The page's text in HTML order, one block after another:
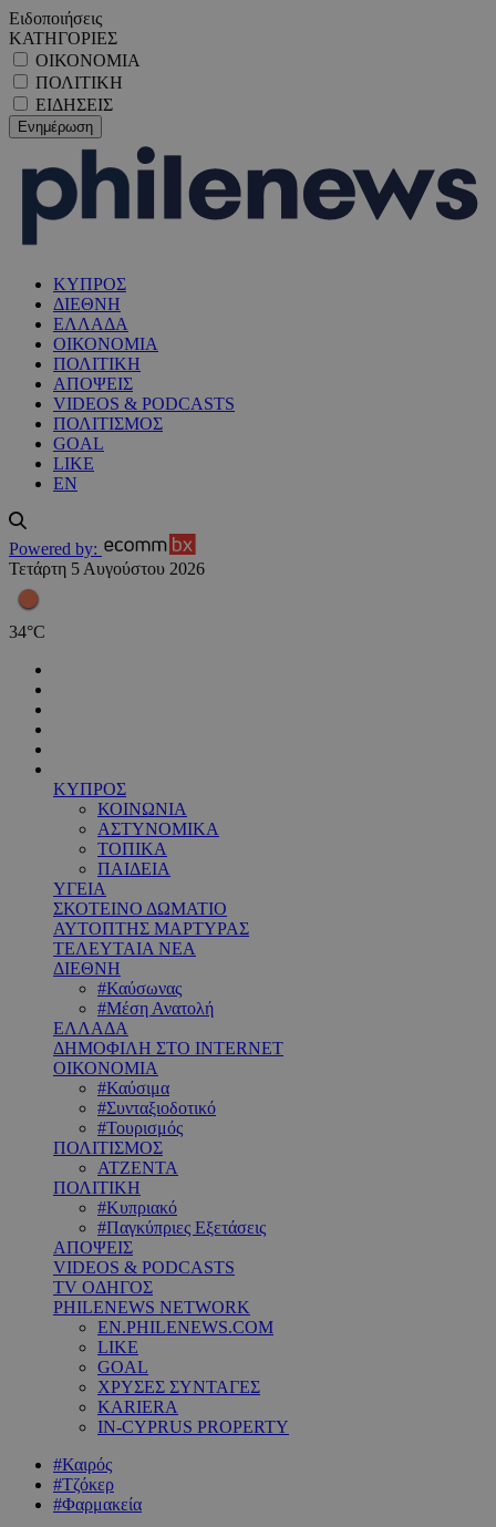
Ειδοποιήσεις
ΚΑΤΗΓΟΡΙΕΣ
ΟΙΚΟΝΟΜΙΑ
ΠΟΛΙΤΙΚΗ
ΕΙΔΗΣΕΙΣ
ΚΥΠΡΟΣ
ΔΙΕΘΝΗ
ΕΛΛΑΔΑ
ΟΙΚΟΝΟΜΙΑ
ΠΟΛΙΤΙΚΗ
ΑΠΟΨΕΙΣ
VIDEOS & PODCASTS
ΠΟΛΙΤΙΣΜΟΣ
GOAL
LIKE
EN
Powered by:
Τετάρτη 5 Αυγούστου 2026
34°C
ΚΥΠΡΟΣ
ΚΟΙΝΩΝΙΑ
ΑΣΤΥΝΟΜΙΚΑ
ΤΟΠΙΚΑ
ΠΑΙΔΕΙΑ
ΥΓΕΙΑ
ΣΚΟΤΕΙΝΟ ΔΩΜΑΤΙΟ
ΑΥΤΟΠΤΗΣ ΜΑΡΤΥΡΑΣ
ΤΕΛΕΥΤΑΙΑ ΝΕΑ
ΔΙΕΘΝΗ
#Καύσωνας
#Μέση Ανατολή
ΕΛΛΑΔΑ
ΔΗΜΟΦΙΛΗ ΣΤΟ INTERNET
ΟΙΚΟΝΟΜΙΑ
#Καύσιμα
#Συνταξιοδοτικό
#Τουρισμός
ΠΟΛΙΤΙΣΜΟΣ
ΑΤΖΕΝΤΑ
ΠΟΛΙΤΙΚΗ
#Κυπριακό
#Παγκύπριες Εξετάσεις
ΑΠΟΨΕΙΣ
VIDEOS & PODCASTS
TV ΟΔΗΓΟΣ
PHILENEWS NETWORK
EN.PHILENEWS.COM
LIKE
GOAL
ΧΡΥΣΕΣ ΣΥΝΤΑΓΕΣ
KARIERA
IN-CYPRUS PROPERTY
#Καιρός
#Τζόκερ
#Φαρμακεία